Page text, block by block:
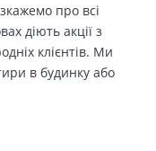
про всі
діють акції з
клієнтів. Ми
в будинку або